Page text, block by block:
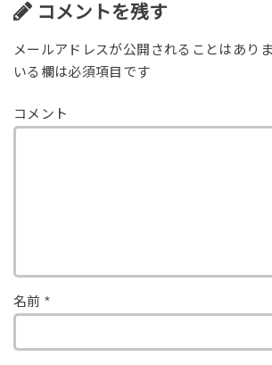
コメントを残す
メールアドレスが公開されることはありま
いる欄は必須項目です
コメント
名前 *